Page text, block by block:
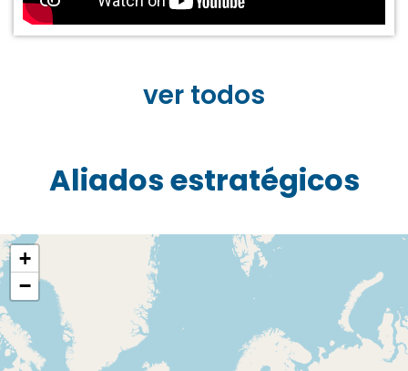
ver todos
Aliados estratégicos
+
−